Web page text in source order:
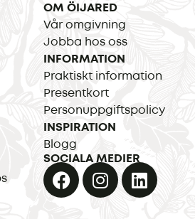
OM ÖIJARED
Vår omgivning
Jobba hos oss
INFORMATION
Praktiskt information
Presentkort
Personuppgiftspolicy
INSPIRATION
Blogg
SOCIALA MEDIER